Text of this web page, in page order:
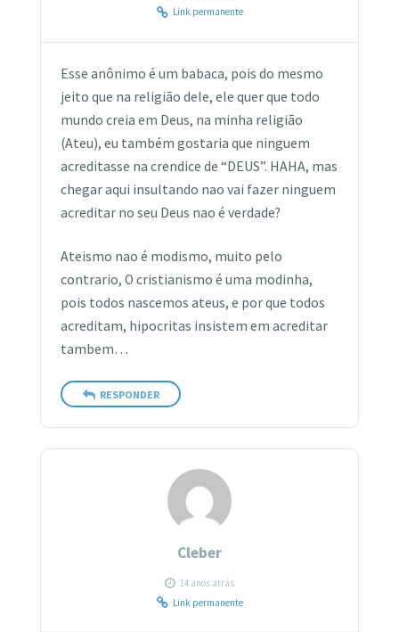
Link permanente
Esse anônimo é um babaca, pois do mesmo
jeito que na religião dele, ele quer que todo
mundo creia em Deus, na minha religião
(Ateu), eu também gostaria que ninguem
acreditasse na crendice de “DEUS”. HAHA, mas
chegar aqui insultando nao vai fazer ninguem
acreditar no seu Deus nao é verdade?
Ateismo nao é modismo, muito pelo
contrario, O cristianismo é uma modinha,
pois todos nascemos ateus, e por que todos
acreditam, hipocritas insistem em acreditar
tambem…
RESPONDER
Cleber
14 anos atrás
Link permanente